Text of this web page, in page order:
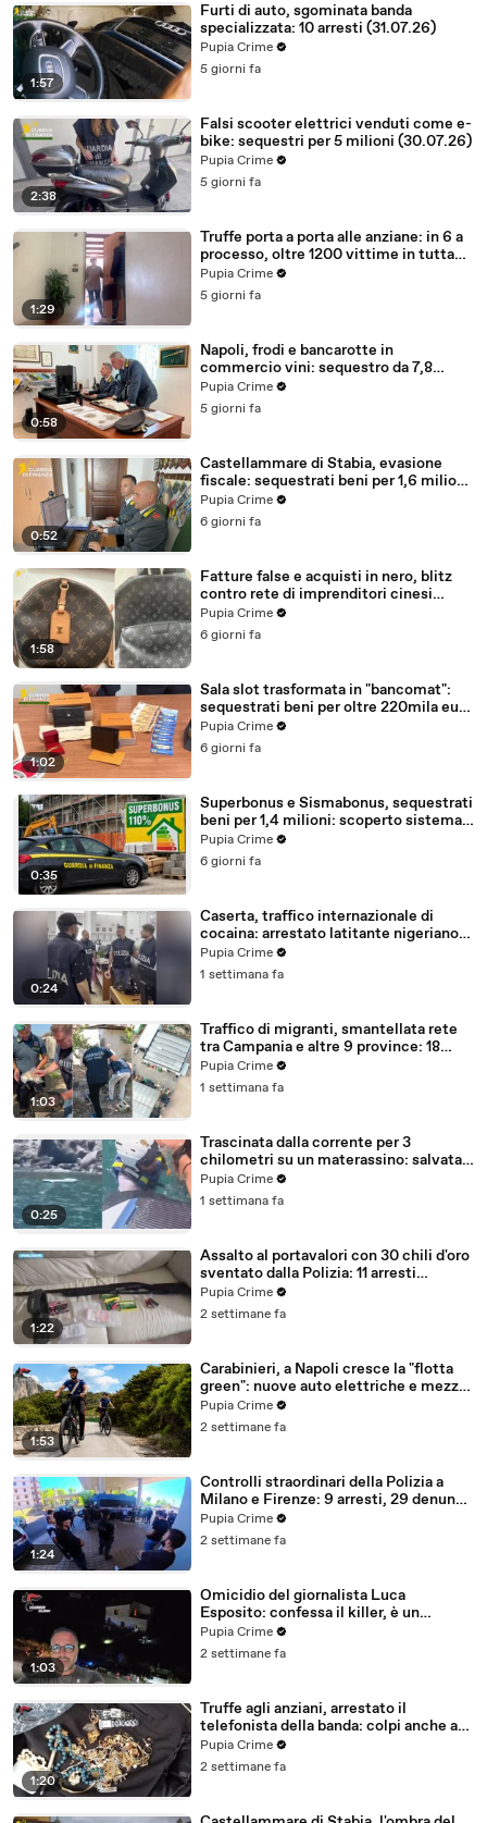
1:57
Furti di auto, sgominata banda
specializzata: 10 arresti (31.07.26)
Pupia Crime
5 giorni fa
2:38
Falsi scooter elettrici venduti come e-
bike: sequestri per 5 milioni (30.07.26)
Pupia Crime
5 giorni fa
1:29
Truffe porta a porta alle anziane: in 6 a
processo, oltre 1200 vittime in tutta
Italia (30.07.26)
Pupia Crime
5 giorni fa
0:58
Napoli, frodi e bancarotte in
commercio vini: sequestro da 7,8
milioni (30.07.26)
Pupia Crime
5 giorni fa
0:52
Castellammare di Stabia, evasione
fiscale: sequestrati beni per 1,6 milioni
ad un consorzio navale (29.07.26)
Pupia Crime
6 giorni fa
1:58
Fatture false e acquisti in nero, blitz
contro rete di imprenditori cinesi
sequestri per 8,5 milioni (29.07.26)
Pupia Crime
6 giorni fa
1:02
Sala slot trasformata in "bancomat":
sequestrati beni per oltre 220mila euro
a due coniugi (29.07.26)
Pupia Crime
6 giorni fa
0:35
Superbonus e Sismabonus, sequestrati
beni per 1,4 milioni: scoperto sistema
con false abitazioni (29.07.26)
Pupia Crime
6 giorni fa
0:24
Caserta, traffico internazionale di
cocaina: arrestato latitante nigeriano
ricercato dal 2019 (28.07.26)
Pupia Crime
1 settimana fa
1:03
Traffico di migranti, smantellata rete
tra Campania e altre 9 province: 18
arresti (27.07.26)
Pupia Crime
1 settimana fa
0:25
Trascinata dalla corrente per 3
chilometri su un materassino: salvata
dalla Polizia (25.07.26)
Pupia Crime
1 settimana fa
1:22
Assalto al portavalori con 30 chili d'oro
sventato dalla Polizia: 11 arresti
(25.07.26)
Pupia Crime
2 settimane fa
1:53
Carabinieri, a Napoli cresce la "flotta
green": nuove auto elettriche e mezzi
sostenibili anche sulle isole (25.07.26)
Pupia Crime
2 settimane fa
1:24
Controlli straordinari della Polizia a
Milano e Firenze: 9 arresti, 29 denunce
e oltre 7mila persone identificate
(25.07.26)
Pupia Crime
2 settimane fa
1:03
Omicidio del giornalista Luca
Esposito: confessa il killer, è un
26enne tunisino (25.07.26)
Pupia Crime
2 settimane fa
1:20
Truffe agli anziani, arrestato il
telefonista della banda: colpi anche ad
Aversa, oltre 300mila euro il bottino
stimato (24.07.26)
Pupia Crime
2 settimane fa